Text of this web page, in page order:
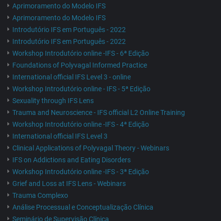
Aprimoramento do Modelo IFS
Aprimoramento do Modelo IFS
Introdutório IFS em Português - 2022
Introdutório IFS em Português - 2022
Workshop Introdutório online -IFS - 6ª Edição
Foundations of Polyvagal Informed Practice
International official IFS Level 3 - online
Workshop Introdutório online - IFS - 5ª Edição
Sexuality through IFS Lens
Trauma and Neuroscience - IFS official L2 Online Training
Workshop Introdutório online -IFS - 4ª Edição
International official IFS Level 3
Clinical Applications of Polyvagal Theory - Webinars
IFS on Addictions and Eating Disorders
Workshop Introdutório online -IFS - 3ª Edição
Grief and Loss at IFS Lens - Webinars
Trauma Complexo
Análise Processual e Conceptualização Clínica
Seminário de Supervisão Clínica